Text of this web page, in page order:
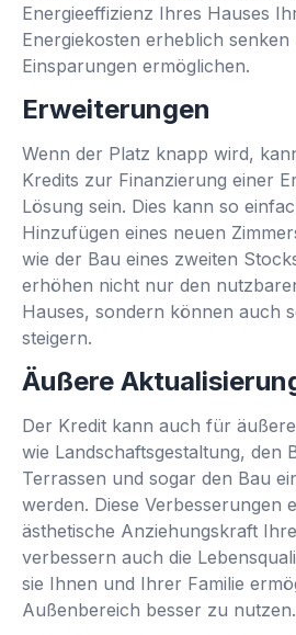
Energieeffizienz Ihres Hauses
Energiekosten erheblich senken
Einsparungen ermöglichen.
Erweiterungen
Wenn der Platz knapp wird,
Kredits zur Finanzierung einer
Lösung sein. Dies kann so
Hinzufügen eines neuen
wie der Bau eines zweiten
erhöhen nicht nur den
Hauses, sondern können auch
steigern.
Äußere
Der Kredit kann auch für
wie Landschaftsgestaltung, den
Terrassen und sogar den Bau
werden. Diese Verbesserungen
ästhetische Anziehungskraft
verbessern auch die
sie Ihnen und Ihrer Familie
Außenbereich besser zu nutzen.